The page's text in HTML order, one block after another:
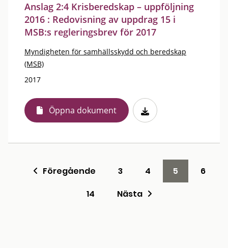
Anslag 2:4 Krisberedskap – uppföljning
2016 : Redovisning av uppdrag 15 i
MSB:s regleringsbrev för 2017
Myndigheten för samhällsskydd och beredskap
(MSB)
2017
Öppna dokument
Föregående 3 4 5
6
14
Nästa